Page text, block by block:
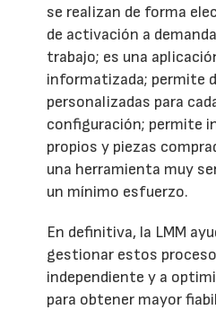
se realizan de forma
de activación a
trabajo; es una
informatizada; permite
personalizadas para
configuración; permite
propios y piezas
una herramienta muy
un mínimo esfuerzo.
En definitiva, la LMM
gestionar estos
independiente y a
para obtener mayor